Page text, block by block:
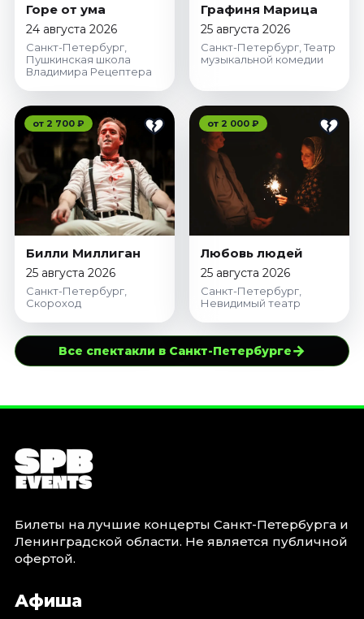
Горе от ума
24 августа 2026
Санкт-Петербург,
Пушкинская школа
Владимира Рецептера
Графиня Марица
25 августа 2026
Санкт-Петербург, Театр
музыкальной комедии
от 2 700 ₽
Билли Миллиган
25 августа 2026
Санкт-Петербург,
Скороход
от 2 000 ₽
Любовь людей
25 августа 2026
Санкт-Петербург,
Невидимый театр
Все спектакли в Санкт-Петербурге→
Билеты на лучшие концерты Санкт-Петербурга и
Ленинградской области. Не является публичной
офертой.
Афиша